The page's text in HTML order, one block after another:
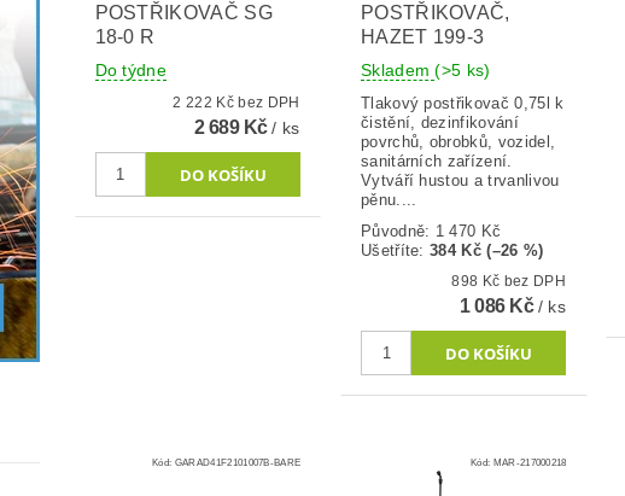
POSTŘIKOVAČ SG
18-0 R
Do týdne
2 222 Kč bez DPH
2 689 Kč/ ks
POSTŘIKOVAČ,
HAZET 199-3
Skladem(>5 ks)
Tlakový postřikovač 0,75l k
čistění, dezinfikování
povrchů, obrobků, vozidel,
sanitárních zařízení.
Vytváří hustou a trvanlivou
pěnu....
Původně: 1 470 Kč
Ušetříte:384 Kč (–26 %)
898 Kč bez DPH
1 086 Kč/ ks
Kód: GARAD41F2101007B-BARE Kód: MAR-217000218